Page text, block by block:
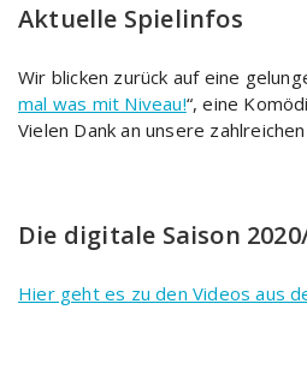
Aktuelle Spielinfos
Wir blicken zurück auf eine
mal was mit Niveau!“, eine
Vielen Dank an unsere
Die digitale Saison
Hier geht es zu den Videos aus